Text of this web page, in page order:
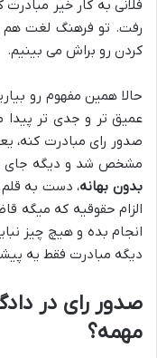
فلانی به کار خیر
رفت. تو فرهنگ لغت هم
کردن رو براش می بینیم.
حالا همین مفهوم رو
عمیق تر و جدی تر پیدا
صدور رای مبادرت کنه،
مشخص شد و دیگه جای
بدون بهانه، دست به قلم
الزام حقوقیه که میگه
انجام بده و هیچ چیز
دیگه مبادرت فقط یه
صدور رای در
مهمه؟